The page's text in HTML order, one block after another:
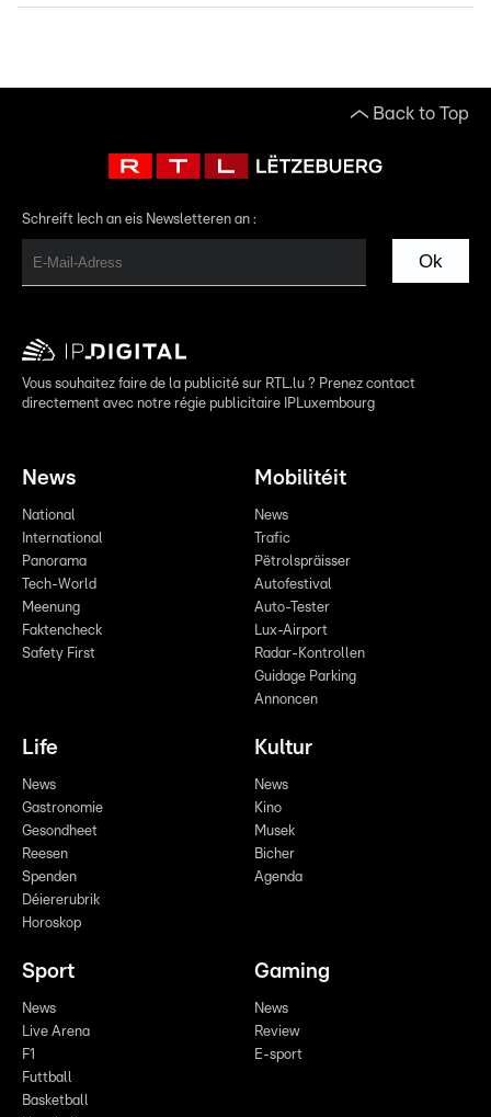
Back to Top
Schreift Iech an eis Newsletteren an :
Ok
Vous souhaitez faire de la publicité sur RTL.lu ? Prenez contact
directement avec notre régie publicitaire IPLuxembourg
News
National
International
Panorama
Tech-World
Meenung
Faktencheck
Safety First
Mobilitéit
News
Trafic
Pëtrolspräisser
Autofestival
Auto-Tester
Lux-Airport
Radar-Kontrollen
Guidage Parking
Annoncen
Life
News
Gastronomie
Gesondheet
Reesen
Spenden
Déiererubrik
Horoskop
Kultur
News
Kino
Musek
Bicher
Agenda
Sport
News
Live Arena
F1
Futtball
Basketball
Gaming
News
Review
E-sport